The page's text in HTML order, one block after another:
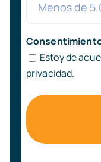
Estoy de
privacidad.